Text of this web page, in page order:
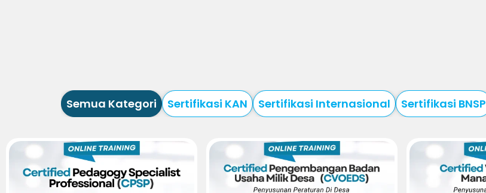
Sertifikasi KAN Sertifikasi Internasional Sertifikasi BNSP
Semua Kategori